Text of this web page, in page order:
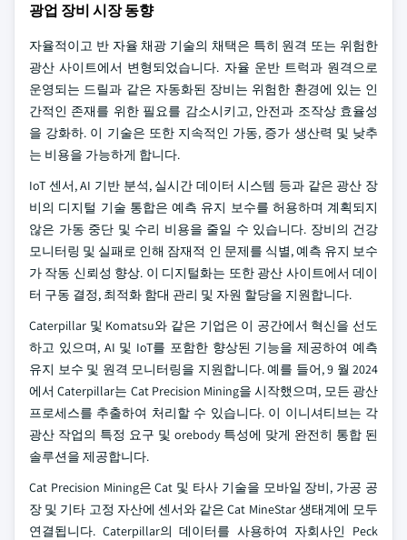
광업 장비 시장 동향
자율적이고 반 자율 채광 기술의 채택은 특히 원격 또는 위험한
광산 사이트에서 변형되었습니다. 자율 운반 트럭과 원격으로
운영되는 드릴과 같은 자동화된 장비는 위험한 환경에 있는 인
간적인 존재를 위한 필요를 감소시키고, 안전과 조작상 효율성
을 강화하. 이 기술은 또한 지속적인 가동, 증가 생산력 및 낮추
는 비용을 가능하게 합니다.
IoT 센서, AI 기반 분석, 실시간 데이터 시스템 등과 같은 광산 장
비의 디지털 기술 통합은 예측 유지 보수를 허용하며 계획되지
않은 가동 중단 및 수리 비용을 줄일 수 있습니다. 장비의 건강
모니터링 및 실패로 인해 잠재적 인 문제를 식별, 예측 유지 보수
가 작동 신뢰성 향상. 이 디지털화는 또한 광산 사이트에서 데이
터 구동 결정, 최적화 함대 관리 및 자원 할당을 지원합니다.
Caterpillar 및 Komatsu와 같은 기업은 이 공간에서 혁신을 선도
하고 있으며, AI 및 IoT를 포함한 향상된 기능을 제공하여 예측
유지 보수 및 원격 모니터링을 지원합니다. 예를 들어, 9 월 2024
에서 Caterpillar는 Cat Precision Mining을 시작했으며, 모든 광산
프로세스를 추출하여 처리할 수 있습니다. 이 이니셔티브는 각
광산 작업의 특정 요구 및 orebody 특성에 맞게 완전히 통합 된
솔루션을 제공합니다.
Cat Precision Mining은 Cat 및 타사 기술을 모바일 장비, 가공 공
장 및 기타 고정 자산에 센서와 같은 Cat MineStar 생태계에 모두
연결됩니다. Caterpillar의 데이터를 사용하여 자회사인 Peck